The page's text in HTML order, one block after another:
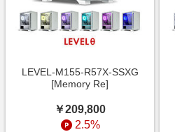
LEVEL-M155-R57X-SSXG
[Memory Re]
￥209,800
2.5%